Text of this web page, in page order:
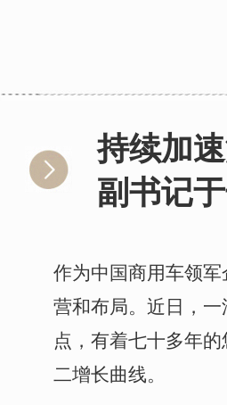
持续加
副书记
作为中国商用车领
营和布局。近日，
点，有着七十多年
二增长曲线。